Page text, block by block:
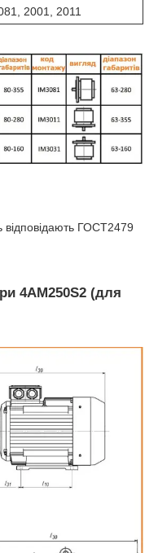
2001, 2011
відповідають ГОСТ2479
4АМ250S2 (для